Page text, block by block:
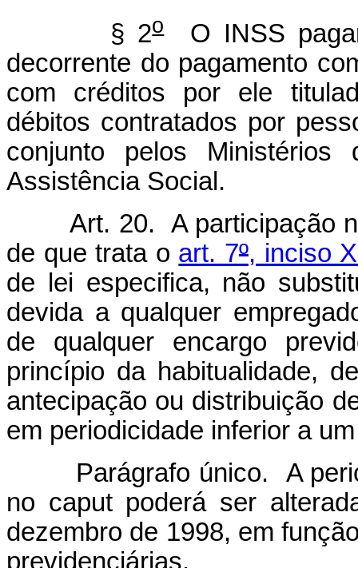
§ 2oO INSS
decorrente do pagamento
com créditos por ele
débitos contratados por
conjunto pelos
Assistência Social.
Art. 20. A participação
de que trata o art. 7º, inciso
de lei especifica, não
devida a qualquer
de qualquer encargo
princípio da habitualidade,
antecipação ou distribuição
em periodicidade inferior a
Parágrafo único. A
no caput poderá ser
dezembro de 1998, em
previdenciárias.